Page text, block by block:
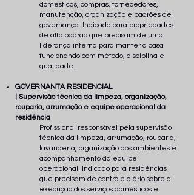
domésticas, compras, fornecedores,
manutenção, organização e padrões de
governança. Indicado para propriedades
de alto padrão que precisam de uma
liderança interna para manter a casa
funcionando com método, disciplina e
qualidade.
GOVERNANTA RESIDENCIAL
| Supervisão técnica da limpeza, organização,
rouparia, arrumação e equipe operacional da
residência
Profissional responsável pela supervisão
técnica da limpeza, arrumação, rouparia,
lavanderia, organização dos ambientes e
acompanhamento da equipe
operacional. Indicado para residências
que precisam de controle diário sobre a
execução dos serviços domésticos e